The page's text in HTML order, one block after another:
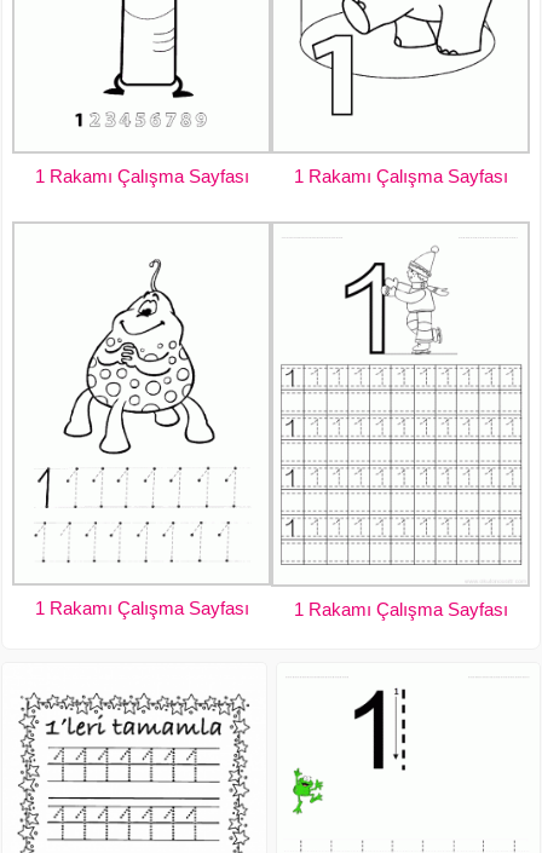
1 Rakamı Çalışma Sayfası 1 Rakamı Çalışma Sayfası
1 Rakamı Çalışma Sayfası 1 Rakamı Çalışma Sayfası